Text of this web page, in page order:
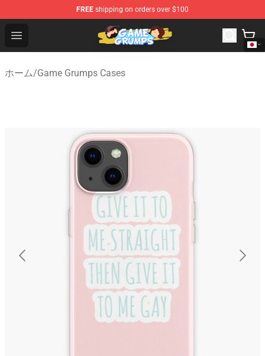
FREE shipping on orders over $100
Open menu
Game Grumps Shop - Official Game Grumps
ホーム/Game Grumps Cases